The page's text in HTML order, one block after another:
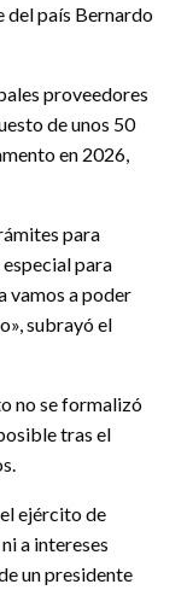
del país Bernardo
proveedores
de unos 50
en 2026,
para
para
vamos a poder
subrayó el
no se formalizó
tras el
ejército de
a intereses
un presidente